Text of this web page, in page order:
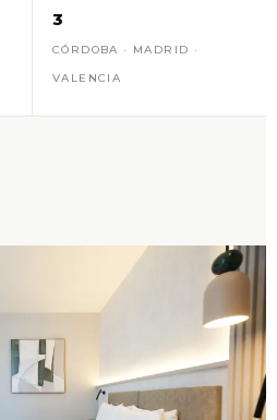
3
CÓRDOBA · MADRID ·
VALENCIA